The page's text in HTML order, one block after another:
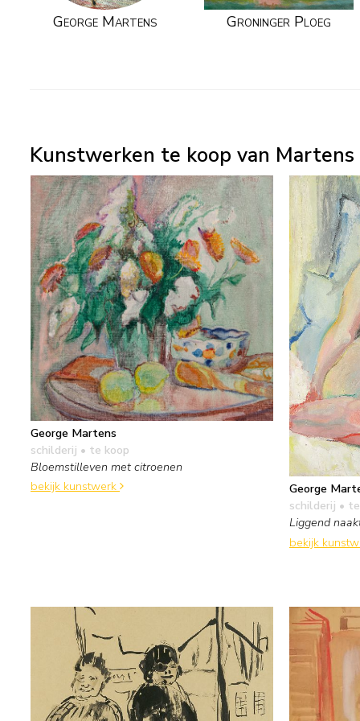
George Martens Groninger Ploeg
Kunstwerken te koop van Martens
George Martens
schilderij • te koop
Bloemstilleven met citroenen
bekijk kunstwerk
George
schilderij •
Liggend
bekijk